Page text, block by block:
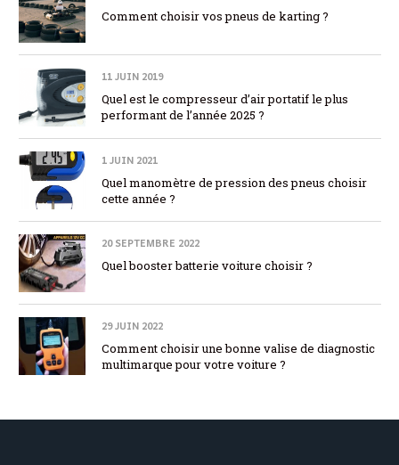
Comment choisir vos pneus de karting ?
11 JUIN 2019
Quel est le compresseur d’air portatif le plus
performant de l’année 2025 ?
1 JUIN 2021
Quel manomètre de pression des pneus choisir
cette année ?
20 SEPTEMBRE 2022
Quel booster batterie voiture choisir ?
29 JUIN 2022
Comment choisir une bonne valise de diagnostic
multimarque pour votre voiture ?